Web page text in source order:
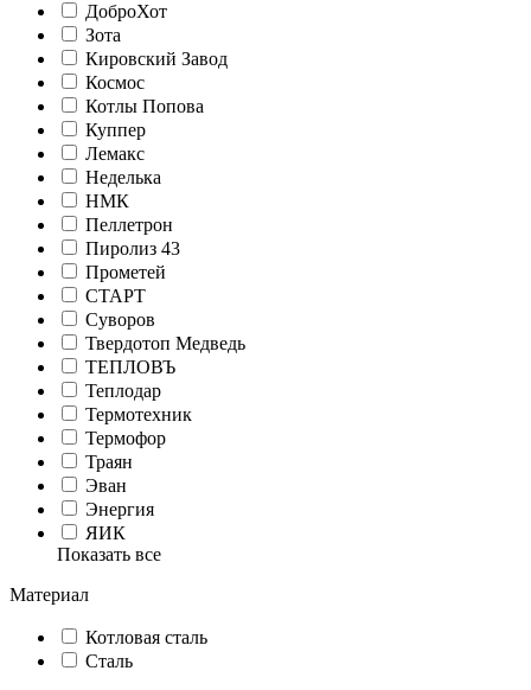
ДоброХот
Зота
Кировский Завод
Космос
Котлы Попова
Куппер
Лемакс
Неделька
НМК
Пеллетрон
Пиролиз 43
Прометей
СТАРТ
Суворов
Твердотоп Медведь
ТЕПЛОВЪ
Теплодар
Термотехник
Термофор
Траян
Эван
Энергия
ЯИК
Показать все
Материал
Котловая сталь
Сталь